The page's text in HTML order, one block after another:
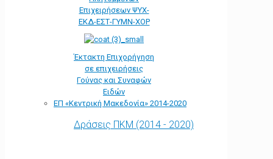
Επιχειρήσεων ΨΥΧ-
ΕΚΔ-ΕΣΤ-ΓΥΜΝ-ΧΟΡ
Έκτακτη Επιχορήγηση
σε επιχειρήσεις
Γούνας και Συναφών
Ειδών
ΕΠ «Kεντρική Μακεδονία» 2014-2020
Δράσεις ΠΚΜ (2014 - 2020)